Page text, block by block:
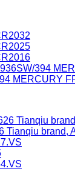
MERCURY
Tianqiu brand,